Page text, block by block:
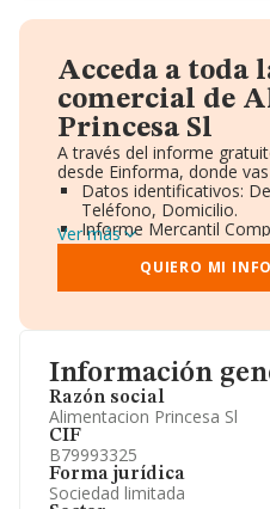
Información
Razón social
Alimentacion Princesa Sl
CIF
B79993325
Forma jurídica
Sociedad limitada
Acceda a
comercial de
Princesa Sl
A través del informe
desde Einforma, donde
Datos identificativos:
Teléfono, Domicilio.
Informe Mercantil
Gráficos de Evolución
Consejo de
Directivos y Ejecutivos.
Información oficial y
Ver más
QUIERO MI